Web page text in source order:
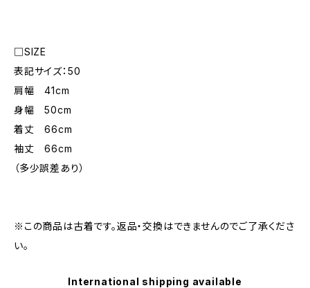
□SIZE
表記サイズ：50
肩幅 41cm
身幅 50cm
着丈 66cm
袖丈 66cm
（多少誤差あり）
※この商品は古着です。返品・交換はできませんのでご了承くださ
い。
International shipping available